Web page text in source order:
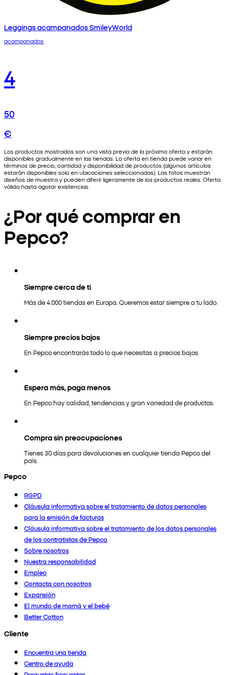
Leggings acampanados SmileyWorld
acampanados
4
50
€
Los productos mostrados son una vista previa de la próxima oferta y estarán
disponibles gradualmente en las tiendas. La oferta en tienda puede variar en
términos de precio, cantidad y disponibilidad de productos (algunos artículos
estarán disponibles solo en ubicaciones seleccionadas). Las fotos muestran
diseños de muestra y pueden diferir ligeramente de los productos reales. Oferta
válida hasta agotar existencias.
¿Por qué comprar en
Pepco?
Siempre cerca de ti
Más de 4.000 tiendas en Europa. Queremos estar siempre a tu lado.
Siempre precios bajos
En Pepco encontrarás todo lo que necesitas a precios bajos.
Espera más, paga menos
En Pepco hay calidad, tendencias y gran variedad de productos.
Compra sin preocupaciones
Tienes 30 días para devoluciones en cualquier tienda Pepco del
país.
Pepco
RGPD
Cláusula informativa sobre el tratamiento de datos personales
para la emisión de facturas
Cláusula informativa sobre el tratamiento de los datos personales
de los contratistas de Pepco
Sobre nosotros
Nuestra responsabilidad
Empleo
Contacta con nosotros
Expansión
El mundo de mamá y el bebé
Better Cotton
Cliente
Encuentra una tienda
Centro de ayuda